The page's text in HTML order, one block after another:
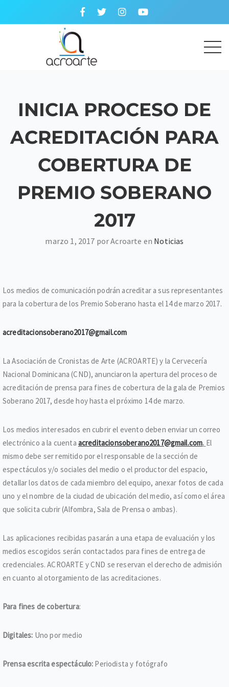
INICIA PROCESO DE
ACREDITACIÓN PARA
COBERTURA DE
PREMIO SOBERANO
2017
marzo 1, 2017 por Acroarte en Noticias
Los medios de comunicación podrán acreditar a sus representantes
para la cobertura de los Premio Soberano hasta el 14 de marzo 2017.
acreditacionsoberano2017@gmail.com
La Asociación de Cronistas de Arte (ACROARTE) y la Cervecería
Nacional Dominicana (CND), anunciaron la apertura del proceso de
acreditación de prensa para fines de cobertura de la gala de Premios
Soberano 2017, desde hoy hasta el próximo 14 de marzo.
Los medios interesados en cubrir el evento deben enviar un correo
electrónico a la cuenta acreditacionsoberano2017@gmail.com. El
mismo debe ser remitido por el responsable de la sección de
espectáculos y/o sociales del medio o el productor del espacio,
detallar los datos de cada miembro del equipo, anexar fotos de cada
uno y el nombre de la ciudad de ubicación del medio, así como el área
que solicita cubrir (Alfombra, Sala de Prensa o ambas).
Las aplicaciones recibidas pasarán a una etapa de evaluación y los
medios escogidos serán contactados para fines de entrega de
credenciales. ACROARTE y CND se reservan el derecho de admisión
en cuanto al otorgamiento de las acreditaciones.
Para fines de cobertura:
Digitales: Uno por medio
Prensa escrita espectáculo: Periodista y fotógrafo